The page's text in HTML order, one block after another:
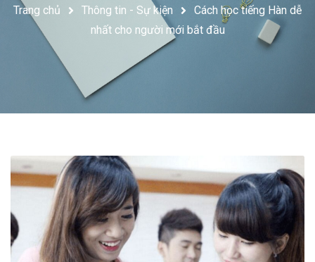
Trang chủ Thông tin - Sự kiện
Cách học tiếng Hàn dễ
nhất cho người mới bắt đầu